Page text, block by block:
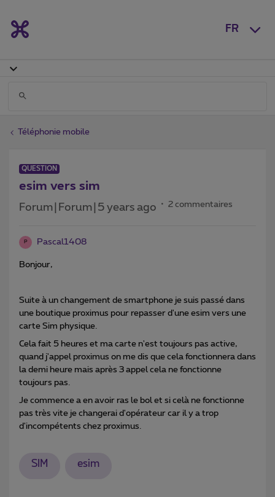
FR
Téléphonie mobile
QUESTION
esim vers sim
Forum|Forum|5 years ago 2 commentaires
P Pascal1408
Bonjour,
Suite à un changement de smartphone je suis passé dans
une boutique proximus pour repasser d'une esim vers une
carte Sim physique.
Cela fait 5 heures et ma carte n'est toujours pas active,
quand j'appel proximus on me dis que cela fonctionnera dans
la demi heure mais après 3 appel cela ne fonctionne
toujours pas.
Je commence a en avoir ras le bol et si celà ne fonctionne
pas très vite je changerai d'opérateur car il y a trop
d'incompétents chez proximus.
SIM esim